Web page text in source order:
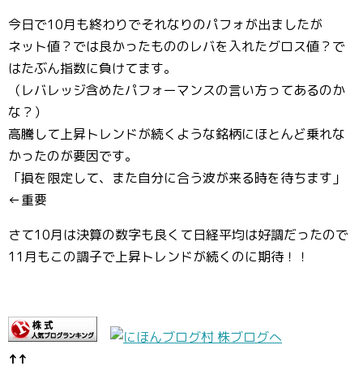
今日で10月も終わりでそれなりのパフォが出ましたが
ネット値？では良かったもののレバを入れたグロス値？で
はたぶん指数に負けてます。
（レバレッジ含めたパフォーマンスの言い方ってあるのか
な？）
高騰して上昇トレンドが続くような銘柄にほとんど乗れな
かったのが要因です。
「損を限定して、また自分に合う波が来る時を待ちます」
←重要
さて10月は決算の数字も良くて日経平均は好調だったので
11月もこの調子で上昇トレンドが続くのに期待！！
↑↑